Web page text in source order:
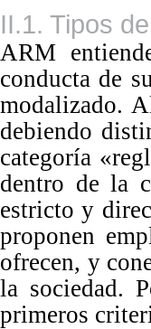
II.1. Tipos
ARM
conducta de
modalizado.
debiendo
categoría «
dentro de la
estricto y
proponen
ofrecen, y
la sociedad.
primeros c